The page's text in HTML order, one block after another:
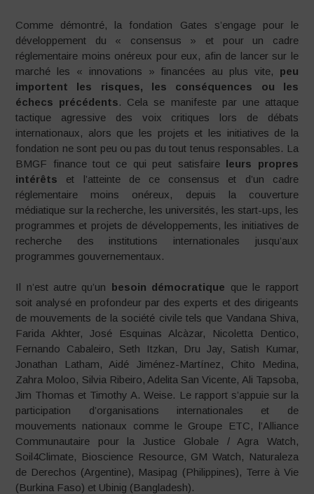
Comme démontré, la fondation Gates s’engage pour le
développement du « consensus » et pour un cadre
réglementaire moins onéreux pour eux, afin de lancer sur le
marché les « innovations » financées au plus vite, peu
importent les risques, les conséquences ou les
échecs précédents. Cela se manifeste par une attaque
tactique agressive des voix critiques lors de débats
internationaux, alors que les projets et les initiatives de la
fondation ne sont peu ou pas du tout tenus responsables. La
BMGF finance tout ce qui peut satisfaire leurs propres
intérêts et l’atteinte de ce consensus et d’un cadre
réglementaire moins onéreux, depuis la couverture
médiatique sur la recherche, les universités, les start-ups, les
programmes et projets de développements, les initiatives de
recherche des institutions internationales jusqu’aux
programmes gouvernementaux.
Il n’est autre qu’un besoin démocratique que le rapport
soit analysé en profondeur par des experts et des dirigeants
de mouvements de la société civile tels que Vandana Shiva,
Farida Akhter, José Esquinas Alcàzar, Nicoletta Dentico,
Fernando Cabaleiro, Seth Itzkan, Dru Jay, Satish Kumar,
Jonathan Latham, Aidé Jiménez-Martínez, Chito Medina,
Zahra Moloo, Silvia Ribeiro, Adelita San Vicente, Ali Tapsoba,
Jim Thomas et Timothy A. Weise. Le rapport s’appuie sur la
participation d’organisations internationales et de
mouvements nationaux comme le Groupe ETC, l’Alliance
Communautaire pour la Justice Globale / Agra Watch,
Soil4Climate, Bioscience Resource, GM Watch, Naturaleza
de Derechos (Argentine), Masipag (Philippines), Terre à Vie
(Burkina Faso) et Ubinig (Bangladesh).